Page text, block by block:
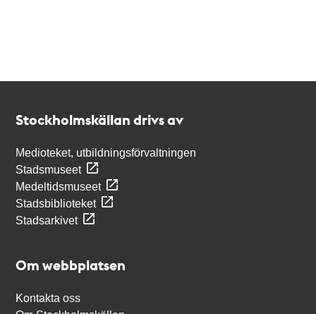
Stockholmskällan drivs av
Medioteket, utbildningsförvaltningen
Stadsmuseet
Medeltidsmuseet
Stadsbiblioteket
Stadsarkivet
Om webbplatsen
Kontakta oss